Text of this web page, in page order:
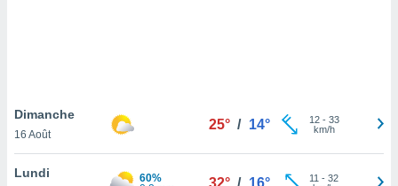
pas
de
à
Dimanche
16 Août
25° / 14° 12- 33
km/h
Lundi
60%
32° / 16° 11 - 32